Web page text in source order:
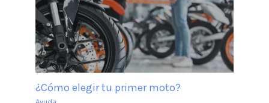
¿Cómo elegir tu primer moto?